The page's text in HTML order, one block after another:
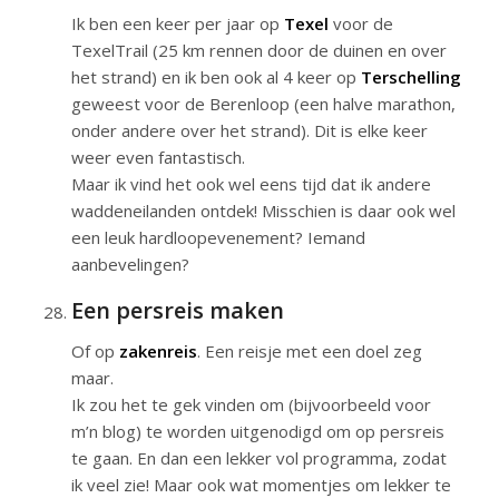
Ik ben een keer per jaar op Texel voor de
TexelTrail (25 km rennen door de duinen en over
het strand) en ik ben ook al 4 keer op Terschelling
geweest voor de Berenloop (een halve marathon,
onder andere over het strand). Dit is elke keer
weer even fantastisch.
Maar ik vind het ook wel eens tijd dat ik andere
waddeneilanden ontdek! Misschien is daar ook wel
een leuk hardloopevenement? Iemand
aanbevelingen?
Een persreis maken
Of op zakenreis. Een reisje met een doel zeg
maar.
Ik zou het te gek vinden om (bijvoorbeeld voor
m’n blog) te worden uitgenodigd om op persreis
te gaan. En dan een lekker vol programma, zodat
ik veel zie! Maar ook wat momentjes om lekker te